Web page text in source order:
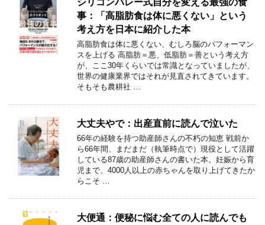
シリコンバレー式自分を変える最強の食
事：「高脂肪食は体に悪くない」という
考え方を日本に紹介した本
高脂肪食は体に悪くない、むしろ脳のパフォーマン
スを上げる 高脂肪＝悪、低脂肪＝善という考え方
が、ここ30年くらいでは常識となっていましたが、
世界の健康業界ではそれが見直されてきています。
そもそも農耕社 …
大丈夫やで：出産直前に読んで泣いた
66年の経験を持つ助産師さんの不朽の知恵 戦前か
ら66年間、まだまだ（執筆時点で）現役として活躍
している87歳の助産師さんの書いた本。妊娠から育
児まで、4000人以上の赤ちゃんを取り上げてきたか
らこそ …
大便通：便秘に悩む全ての人に読んでも